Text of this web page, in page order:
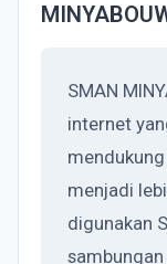
SMAN
internet
menjadi
digunakan